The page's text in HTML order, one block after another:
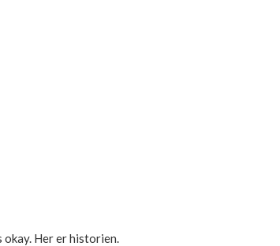
Her er historien.